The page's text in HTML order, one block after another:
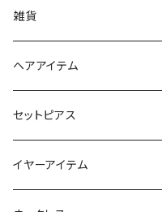
iPhoneケース
スマホリング＆グリップ
マルチショルダー
雑貨
ポーチ
マチ付きポーチ
フラットポーチ
スマートキーポーチ
チャーム / カラビナ
ヘアアイテム
静電気軽減ヘアブレスレット
ポニーフック
セットピアス
イヤーアイテム